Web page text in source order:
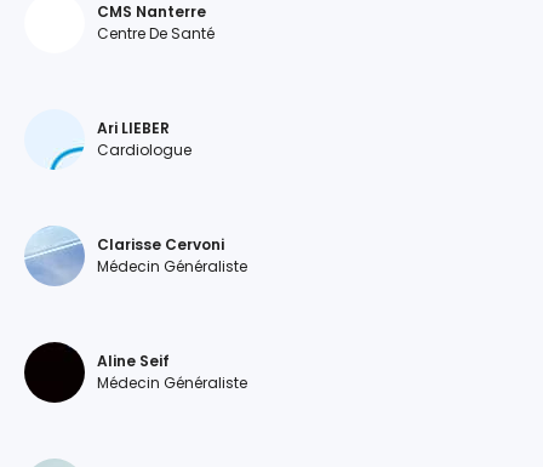
CMS Nanterre
Centre De Santé
Ari LIEBER
Cardiologue
Clarisse Cervoni
Médecin Généraliste
Aline Seif
Médecin Généraliste